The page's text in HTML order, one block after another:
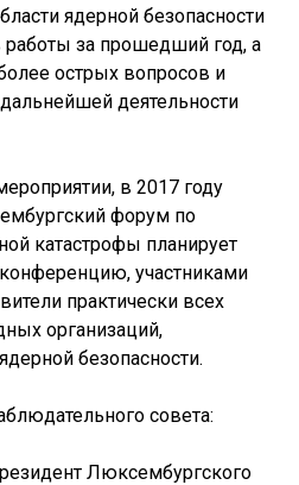
ядерной безопасности
работы за прошедший год, а
острых вопросов и
деятельности
в 2017 году
форум по
катастрофы планирует
участниками
практически всех
организаций,
безопасности.
совета:
Люксембургского